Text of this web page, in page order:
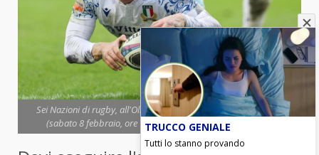
Sei Nazioni di rugby, all'Olimpico di Roma l'Italia sfida il Galles
(sabato 8 febbraio, ore 15,15) (foto Ansa-Blitzquotidiano)
TRUCCO GENIALE
Tutti lo stanno provando